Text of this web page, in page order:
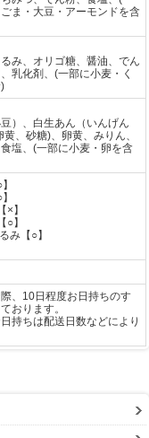
ま・大豆・アーモンドを含
み、オリゴ糖、醤油、でん
乳化剤、(一部に小麦・く
）、白生あん（いんげん
、砂糖)、卵黄、みりん、
塩、(一部に小麦・卵を含
】
○】
【○】
、10日程度お日持ちのす
おります。
持ちは配送日数などにより